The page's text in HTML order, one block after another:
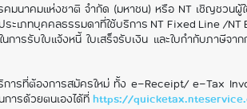
คมนาคมแห่งชาติ จำกัด (มหาชน) หรือ NT เชิญชว
ะเภทบุคคลธรรมดาที่ใช้บริการ NT Fixed Line /
การรับใบแจ้งหนี้ ใบเสร็จรับเงิน และใบกำกับภาษี
การที่ต้องการสมัครใหม่ ทั้ง e-Receipt/ e-Tax
การด้วยตนเองได้ที่https://